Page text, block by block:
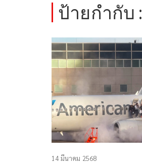
ป้ายกำกับ :
14 มีนาคม 2568